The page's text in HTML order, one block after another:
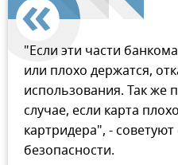
"Если эти части
или плохо держатся,
использования. Так же
случае, если карта
картридера", -
безопасности.